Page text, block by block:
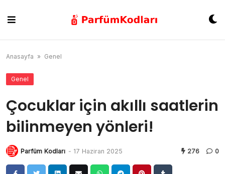
content
Anasayfa » Genel
Genel
Çocuklar için akıllı saatlerin
bilinmeyen yönleri!
Parfüm Kodları - 17 Haziran 2025 276 0